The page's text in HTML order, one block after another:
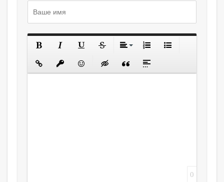
0